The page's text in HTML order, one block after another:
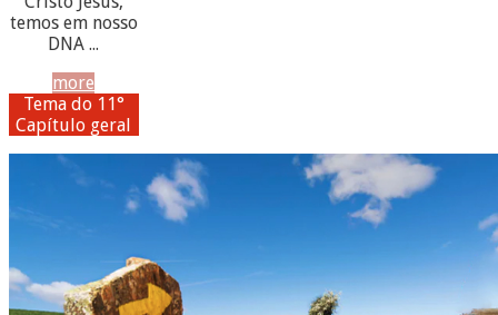
temos em nosso
DNA ...
more
Tema do 11°
Capítulo geral